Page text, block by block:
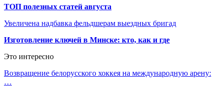
ТОП полезных статей августа
Увеличена надбавка фельдшерам выездных бригад
Изготовление ключей в Минске: кто, как и где
Это интересно
Возвращение белорусского хоккея на международную арену:
…